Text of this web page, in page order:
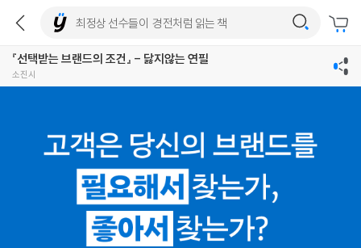
『선택받는 브랜드의 조건』 - 닳지않는 연필
소진시